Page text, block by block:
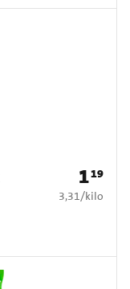
Prijs: €
119
€ 3,31 per kilo
3,31/kilo